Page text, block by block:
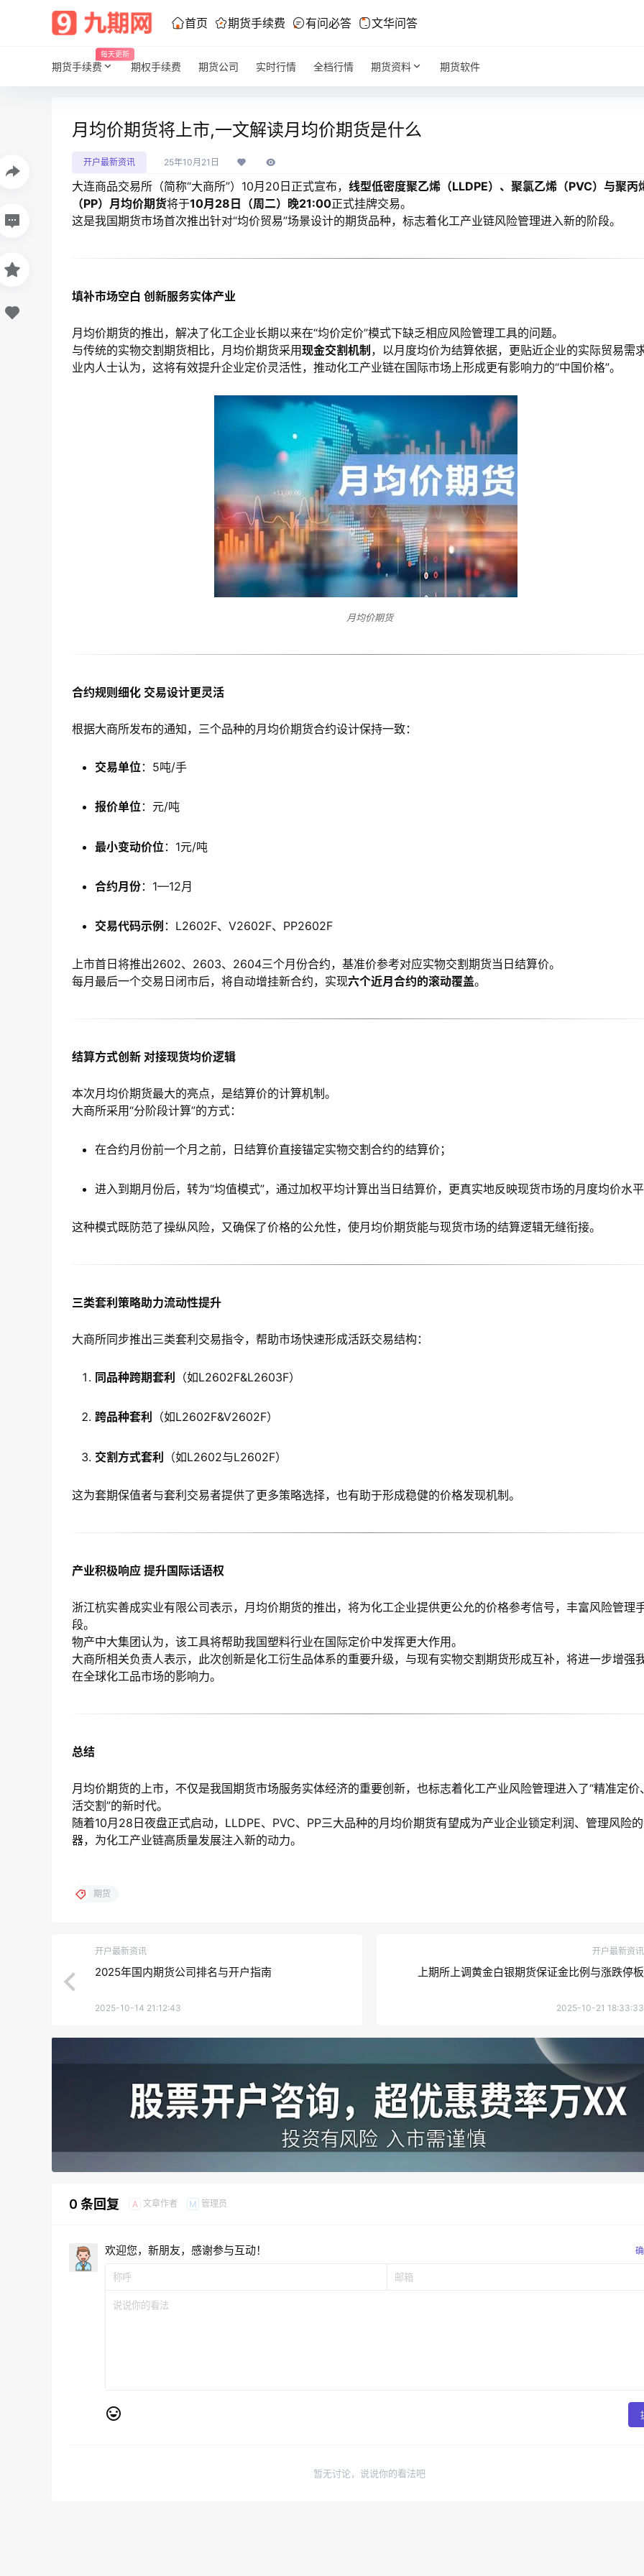
首页 期货手续费 有问必答 文华问答
期货手续费
每天更新
期权手续费 期货公司 实时行情 全档行情 期货资料 期货软件
月均价期货将上市,一文解读月均价期货是什么
开户最新资讯 25年10月21日
大连商品交易所（简称“大商所”）10月20日正式宣布， 线型低密度聚乙烯（LLDPE）、聚氯乙烯（PVC）与聚丙
（PP）月均价期货将于10月28日（周二）晚21:00正式挂牌交易。
这是我国期货市场首次推出针对“均价贸易”场景设计的期货品种，标志着化工产业链风险管理进入新的阶段。
填补市场空白 创新服务实体产业
月均价期货的推出，解决了化工企业长期以来在“均价定价”模式下缺乏相应风险管理工具的问题。
与传统的实物交割期货相比，月均价期货采用现金交割机制 ，以月度均价为结算依据，更贴近企业的实际贸易需
业内人士认为，这将有效提升企业定价灵活性，推动化工产业链在国际市场上形成更有影响力的“中国价格”。
月均价期货
合约规则细化 交易设计更灵活
根据大商所发布的通知，三个品种的月均价期货合约设计保持一致：
交易单位：5吨/手
报价单位：元/吨
最小变动价位 ：1元/吨
合约月份：1—12月
交易代码示例 ：L2602F、V2602F、PP2602F
上市首日将推出2602、2603、2604三个月份合约，基准价参考对应实物交割期货当日结算价。
每月最后一个交易日闭市后，将自动增挂新合约，实现六个近月合约的滚动覆盖。
结算方式创新 对接现货均价逻辑
本次月均价期货最大的亮点，是结算价的计算机制。
大商所采用“分阶段计算”的方式：
在合约月份前一个月之前，日结算价直接锚定实物交割合约的结算价；
进入到期月份后，转为“均值模式”，通过加权平均计算出当日结算价，更真实地反映现货市场的月度均价水
这种模式既防范了操纵风险，又确保了价格的公允性，使月均价期货能与现货市场的结算逻辑无缝衔接。
三类套利策略助力流动性提升
大商所同步推出三类套利交易指令，帮助市场快速形成活跃交易结构：
同品种跨期套利 （如L2602F&L2603F）
跨品种套利 （如L2602F&V2602F）
交割方式套利 （如L2602与L2602F）
这为套期保值者与套利交易者提供了更多策略选择，也有助于形成稳健的价格发现机制。
产业积极响应 提升国际话语权
浙江杭实善成实业有限公司表示，月均价期货的推出，将为化工企业提供更公允的价格参考信号，丰富风险管理
段。
物产中大集团认为，该工具将帮助我国塑料行业在国际定价中发挥更大作用。
大商所相关负责人表示，此次创新是化工衍生品体系的重要升级，与现有实物交割期货形成互补，将进一步增强
在全球化工品市场的影响力。
总结
月均价期货的上市，不仅是我国期货市场服务实体经济的重要创新，也标志着化工产业风险管理进入了“精准定价
活交割”的新时代。
随着10月28日夜盘正式启动，LLDPE、PVC、PP三大品种的月均价期货有望成为产业企业锁定利润、管理风险
器，为化工产业链高质量发展注入新的动力。
期货
开户最新资讯
2025年国内期货公司排名与开户指南
2025-10-14 21:12:43
开户最新资讯
上期所上调黄金白银期货保证金比例与涨跌停板
2025-10-21 18:33:33
0 条回复 A 文章作者 M 管理员
欢迎您，新朋友，感谢参与互动！
暂无讨论，说说你的看法吧